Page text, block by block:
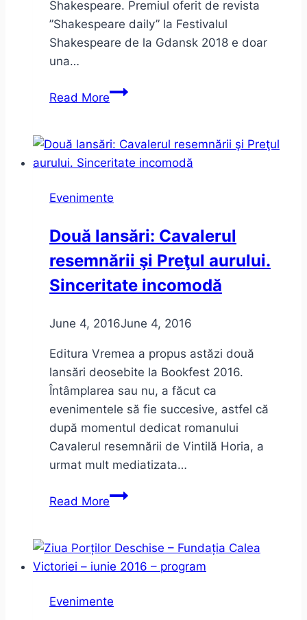
Shakespeare. Premiul oferit de revista
”Shakespeare daily” la Festivalul
Shakespeare de la Gdansk 2018 e doar
una…
Read MoreHamlet
–
despre
în
Evenimente
Două lansări: Cavalerul
resemnării şi Preţul aurului.
Sinceritate incomodă
June 4, 2016June 4, 2016
Editura Vremea a propus astăzi două
lansări deosebite la Bookfest 2016.
Întâmplarea sau nu, a făcut ca
evenimentele să fie succesive, astfel că
după momentul dedicat romanului
Cavalerul resemnării de Vintilă Horia, a
urmat mult mediatizata…
Read MoreDouă
resemnării
şi
aurului.
Evenimente